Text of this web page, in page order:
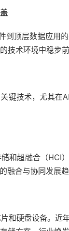
顶层数据应用
技术环境中稳步前
键技术，尤其
和超融合（
融合与协同发展
和硬盘设备。